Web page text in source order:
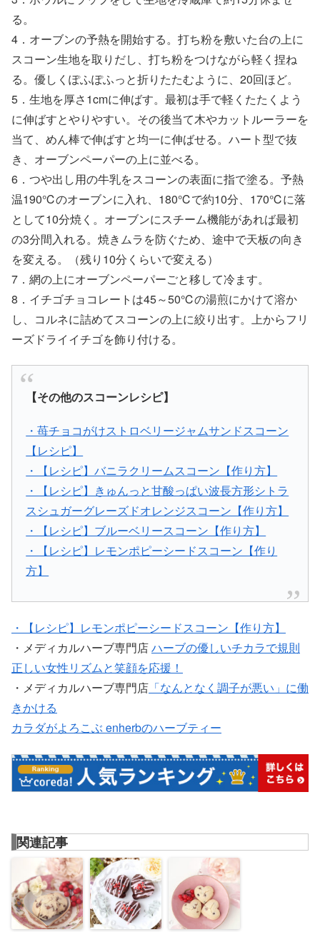
る。
4．オーブンの予熱を開始する。打ち粉を敷いた台の上に
スコーン生地を取りだし、打ち粉をつけながら軽く捏ね
る。優しくぽふぽふっと折りたたむように、20回ほど。
5．生地を厚さ1cmに伸ばす。最初は手で軽くたたくよう
に伸ばすとやりやすい。その後当て木やカットルーラーを
当て、めん棒で伸ばすと均一に伸ばせる。ハート型で抜
き、オーブンペーパーの上に並べる。
6．つや出し用の牛乳をスコーンの表面に指で塗る。予熱
温190℃のオーブンに入れ、180℃で約10分、170℃に落
として10分焼く。オーブンにスチーム機能があれば最初
の3分間入れる。焼きムラを防ぐため、途中で天板の向き
を変える。（残り10分くらいで変える）
7．網の上にオーブンペーパーごと移して冷ます。
8．イチゴチョコレートは45～50℃の湯煎にかけて溶か
し、コルネに詰めてスコーンの上に絞り出す。上からフリ
ーズドライイチゴを飾り付ける。
【その他のスコーンレシピ】
・苺チョコがけストロベリージャムサンドスコーン
【レシピ】
・【レシピ】バニラクリームスコーン【作り方】
・【レシピ】きゅんっと甘酸っぱい波長方形シトラ
スシュガーグレーズドオレンジスコーン【作り方】
・【レシピ】ブルーベリースコーン【作り方】
・【レシピ】レモンポピーシードスコーン【作り
方】
・【レシピ】レモンポピーシードスコーン【作り方】
・メディカルハーブ専門店ハーブの優しいチカラで規則
正しい女性リズムと笑顔を応援！
・メディカルハーブ専門店 「なんとなく調子が悪い」に働
きかける
カラダがよろこぶ enherbのハーブティー
関連記事